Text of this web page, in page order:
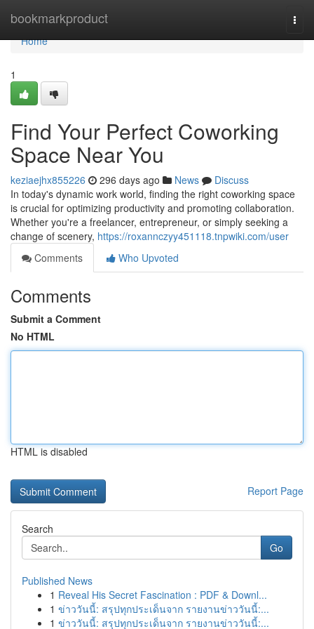
bookmarkproduct
Home
Home
1
Find Your Perfect Coworking
Space Near You
keziaejhx855226 296 days ago News
Discuss
In today's dynamic work world, finding the right coworking space
is crucial for optimizing productivity and promoting collaboration.
Whether you're a freelancer, entrepreneur, or simply seeking a
change of scenery, https://roxannczyy451118.tnpwiki.com/user
Comments
Who Upvoted
Comments
Submit a Comment
No HTML
HTML is disabled
Report Page
Search
Go
Published News
1 Reveal His Secret Fascination : PDF & Downl...
1 ข่าววันนี้: สรุปทุกประเด็นจาก รายงานข่าววันนี้:...
1 ข่าววันนี้: สรุปทุกประเด็นจาก รายงานข่าววันนี้:...